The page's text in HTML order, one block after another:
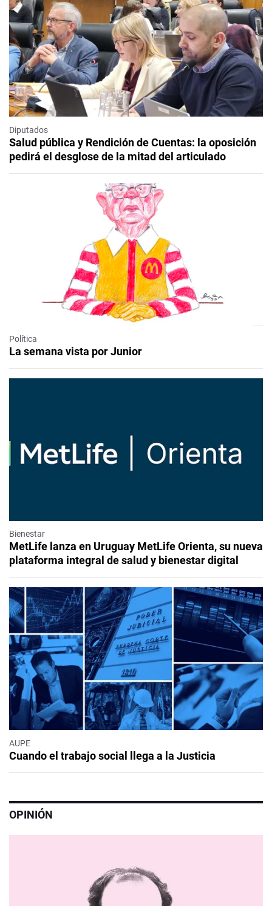
Diputados
Salud pública y Rendición de Cuentas: la oposición
pedirá el desglose de la mitad del articulado
Política
La semana vista por Junior
Bienestar
MetLife lanza en Uruguay MetLife Orienta, su nueva
plataforma integral de salud y bienestar digital
AUPE
Cuando el trabajo social llega a la Justicia
OPINIÓN